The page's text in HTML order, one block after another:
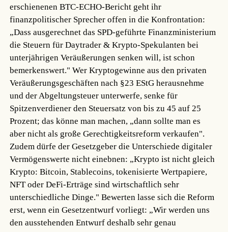
erschienenen BTC-ECHO-Bericht geht ihr
finanzpolitischer Sprecher offen in die Konfrontation:
„Dass ausgerechnet das SPD-geführte Finanzministerium
die Steuern für Daytrader & Krypto-Spekulanten bei
unterjährigen Veräußerungen senken will, ist schon
bemerkenswert." Wer Kryptogewinne aus den privaten
Veräußerungsgeschäften nach §23 EStG herausnehme
und der Abgeltungsteuer unterwerfe, senke für
Spitzenverdiener den Steuersatz von bis zu 45 auf 25
Prozent; das könne man machen, „dann sollte man es
aber nicht als große Gerechtigkeitsreform verkaufen".
Zudem dürfe der Gesetzgeber die Unterschiede digitaler
Vermögenswerte nicht einebnen: „Krypto ist nicht gleich
Krypto: Bitcoin, Stablecoins, tokenisierte Wertpapiere,
NFT oder DeFi-Erträge sind wirtschaftlich sehr
unterschiedliche Dinge." Bewerten lasse sich die Reform
erst, wenn ein Gesetzentwurf vorliegt: „Wir werden uns
den ausstehenden Entwurf deshalb sehr genau